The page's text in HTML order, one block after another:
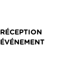
RÉCEPTION
ÉVÉNEMENT